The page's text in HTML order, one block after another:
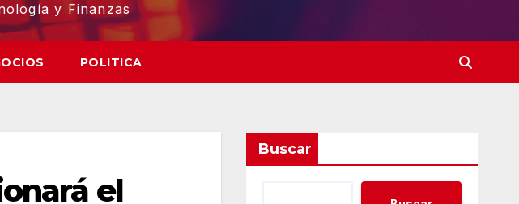
y Finanzas
POLITICA
el
Buscar